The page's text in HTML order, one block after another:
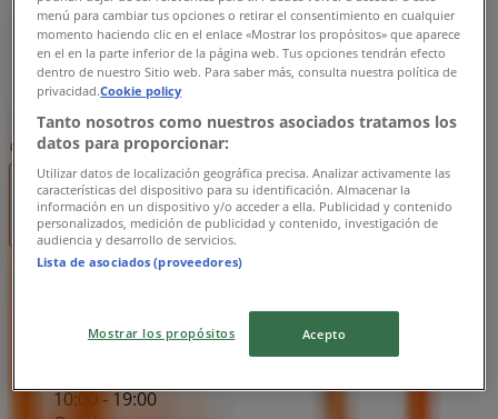
10:00 - 19:00
Fredag
10:00 - 19:00
Lördag
Karta
0735-440088
ÖppnaTills 16:00
Måndag
10:00 - 19:00
menú para cambiar tus opciones o retirar el consentimiento en cualquier
momento haciendo clic en el enlace «Mostrar los propósitos» que aparece
en el en la parte inferior de la página web. Tus opciones tendrán efecto
dentro de nuestro Sitio web. Para saber más, consulta nuestra política de
privacidad.Cookie policy
Tanto nosotros como nuestros asociados tratamos los
datos para proporcionar:
Utilizar datos de localización geográfica precisa. Analizar activamente las
características del dispositivo para su identificación. Almacenar la
información en un dispositivo y/o acceder a ella. Publicidad y contenido
personalizados, medición de publicidad y contenido, investigación de
audiencia y desarrollo de servicios.
Lista de asociados (proveedores)
Mostrar los propósitos Acepto